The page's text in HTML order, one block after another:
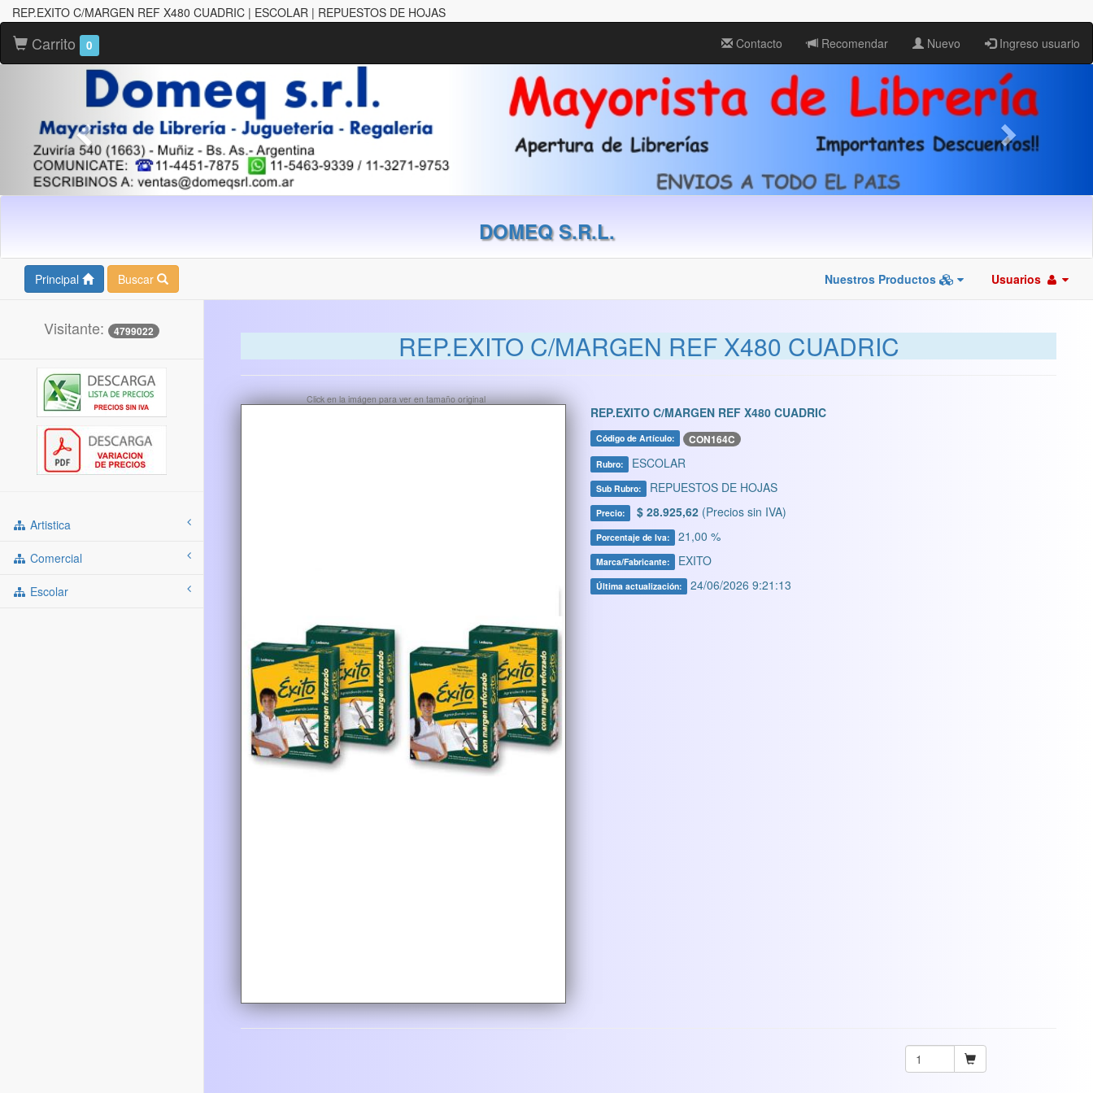
REP.EXITO C/MARGEN REF X480 CUADRIC | ESCOLAR | REPUESTOS DE HOJAS
Carrito 0 Contacto Recomendar Nuevo Ingreso usuario
DOMEQ S.R.L.
Principal Buscar Nuestros Productos Usuarios
Visitante: 4799022
Artistica
Comercial
Escolar
REP.EXITO C/MARGEN REF X480 CUADRIC
Click en la imágen para ver en tamaño original
REP.EXITO C/MARGEN REF X480 CUADRIC
Código de Artículo: CON164C
Rubro: ESCOLAR
Sub Rubro: REPUESTOS DE HOJAS
Precio: $ 28.925,62 (Precios sin IVA)
Porcentaje de Iva: 21,00 %
Marca/Fabricante: EXITO
Última actualización: 24/06/2026 9:21:13